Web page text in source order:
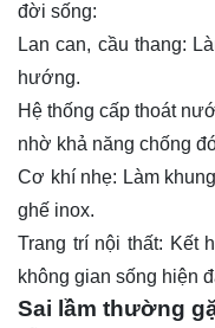
đời sống:
Lan can, cầu thang:
hướng.
Hệ thống cấp thoát
nhờ khả năng chống
Cơ khí nhẹ: Làm
ghế inox.
Trang trí nội thất: Kết
không gian sống hiện
Sai lầm thường